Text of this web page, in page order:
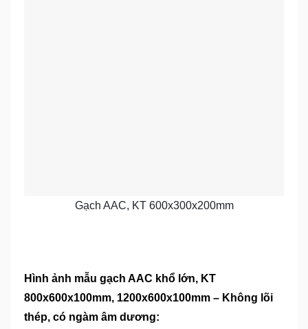
Gạch AAC, KT 600x300x200mm
Hình ảnh mẫu gạch AAC khổ lớn, KT
800x600x100mm, 1200x600x100mm – Không lõi
thép, có ngàm âm dương: